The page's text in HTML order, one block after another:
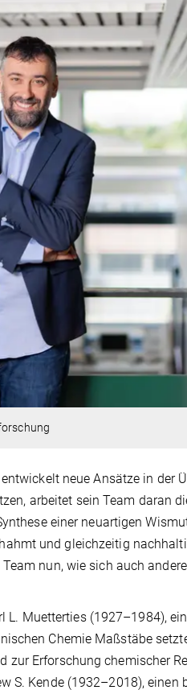
neue Ansätze in der
arbeitet sein Team daran
einer neuartigen
und gleichzeitig
nun, wie sich auch
L. Muetterties (1927–1984),
Chemie Maßstäbe
zur Erforschung chemischer
S. Kende (1932–2018), einen